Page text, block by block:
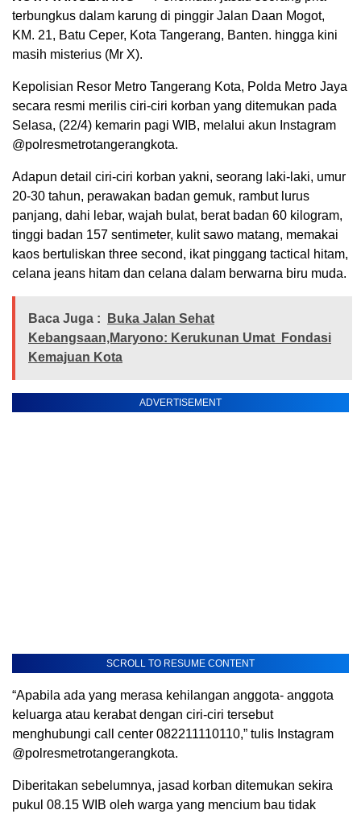
terbungkus dalam karung di pinggir Jalan Daan Mogot,
KM. 21, Batu Ceper, Kota Tangerang, Banten. hingga kini
masih misterius (Mr X).
Kepolisian Resor Metro Tangerang Kota, Polda Metro Jaya
secara resmi merilis ciri-ciri korban yang ditemukan pada
Selasa, (22/4) kemarin pagi WIB, melalui akun Instagram
@polresmetrotangerangkota.
Adapun detail ciri-ciri korban yakni, seorang laki-laki, umur
20-30 tahun, perawakan badan gemuk, rambut lurus
panjang, dahi lebar, wajah bulat, berat badan 60 kilogram,
tinggi badan 157 sentimeter, kulit sawo matang, memakai
kaos bertuliskan three second, ikat pinggang tactical hitam,
celana jeans hitam dan celana dalam berwarna biru muda.
Baca Juga :
Buka Jalan Sehat
Kebangsaan,Maryono: Kerukunan Umat Fondasi
Kemajuan Kota
ADVERTISEMENT
SCROLL TO RESUME CONTENT
“Apabila ada yang merasa kehilangan anggota- anggota
keluarga atau kerabat dengan ciri-ciri tersebut
menghubungi call center 082211110110,” tulis Instagram
@polresmetrotangerangkota.
Diberitakan sebelumnya, jasad korban ditemukan sekira
pukul 08.15 WIB oleh warga yang mencium bau tidak